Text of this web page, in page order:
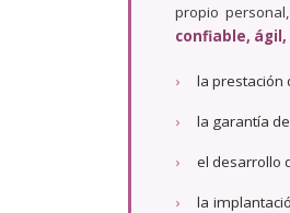
propio
confiable,
› la prestación
› la garantía
› el desarrollo
› la